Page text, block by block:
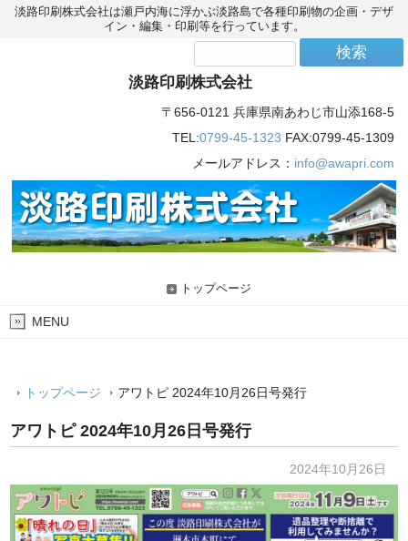
淡路印刷株式会社は瀬戸内海に浮かぶ淡路島で各種印刷物の企画・デザ
イン・編集・印刷等を行っています。
淡路印刷株式会社
〒656-0121 兵庫県南あわじ市山添168-5
TEL:0799-45-1323 FAX:0799-45-1309
メールアドレス： info@awapri.com
トップページ
MENU
トップページ アワトピ 2024年10月26日号発行
アワトピ 2024年10月26日号発行
2024年10月26日